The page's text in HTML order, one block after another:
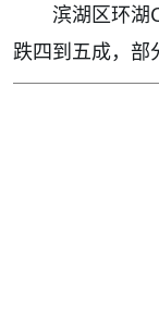
滨湖区环湖
跌四到五成，部